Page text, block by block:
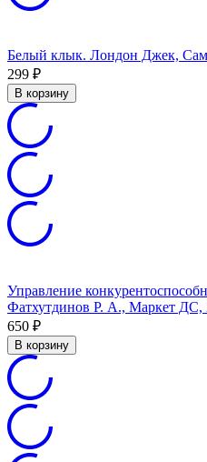
Белый клык. Лондон Джек,
299 ₽
В корзину
Управление
Фатхутдинов Р. А., Маркет ДС,
650 ₽
В корзину